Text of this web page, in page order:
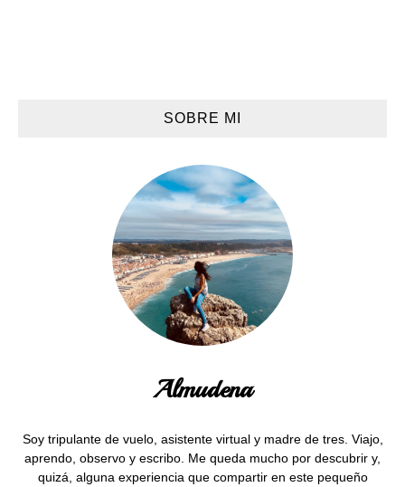
SOBRE MI
Almudena
Soy tripulante de vuelo, asistente virtual y madre de tres. Viajo,
aprendo, observo y escribo. Me queda mucho por descubrir y,
quizá, alguna experiencia que compartir en este pequeño